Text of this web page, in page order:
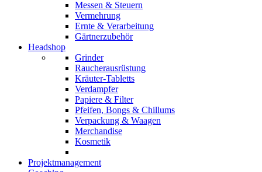
Messen & Steuern
Vermehrung
Ernte & Verarbeitung
Gärtnerzubehör
Headshop
Grinder
Raucherausrüstung
Kräuter-Tabletts
Verdampfer
Papiere & Filter
Pfeifen, Bongs & Chillums
Verpackung & Waagen
Merchandise
Kosmetik
Projektmanagement